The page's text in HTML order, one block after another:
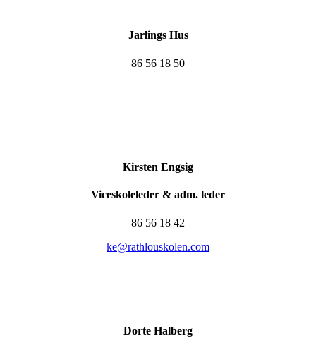
Jarlings Hus
86 56 18 50
Kirsten Engsig
Viceskoleleder & adm. leder
86 56 18 42
ke@rathlouskolen.com
Dorte Halberg